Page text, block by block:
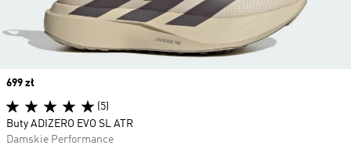
Price
699 zł
(5)
Buty ADIZERO EVO SL ATR
Damskie Performance